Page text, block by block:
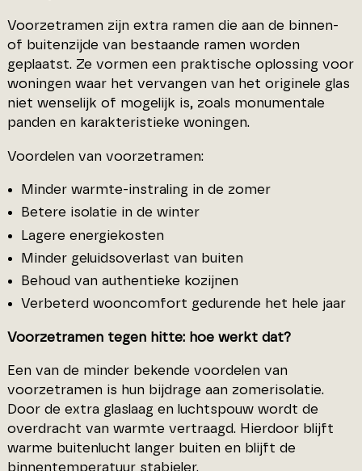
Voorzetramen zijn extra ramen die aan de binnen-
of buitenzijde van bestaande ramen worden
geplaatst. Ze vormen een praktische oplossing voor
woningen waar het vervangen van het originele glas
niet wenselijk of mogelijk is, zoals monumentale
panden en karakteristieke woningen.
Voordelen van voorzetramen:
Minder warmte-instraling in de zomer
Betere isolatie in de winter
Lagere energiekosten
Minder geluidsoverlast van buiten
Behoud van authentieke kozijnen
Verbeterd wooncomfort gedurende het hele jaar
Voorzetramen tegen hitte: hoe werkt dat?
Een van de minder bekende voordelen van
voorzetramen is hun bijdrage aan zomerisolatie.
Door de extra glaslaag en luchtspouw wordt de
overdracht van warmte vertraagd. Hierdoor blijft
warme buitenlucht langer buiten en blijft de
binnentemperatuur stabieler.